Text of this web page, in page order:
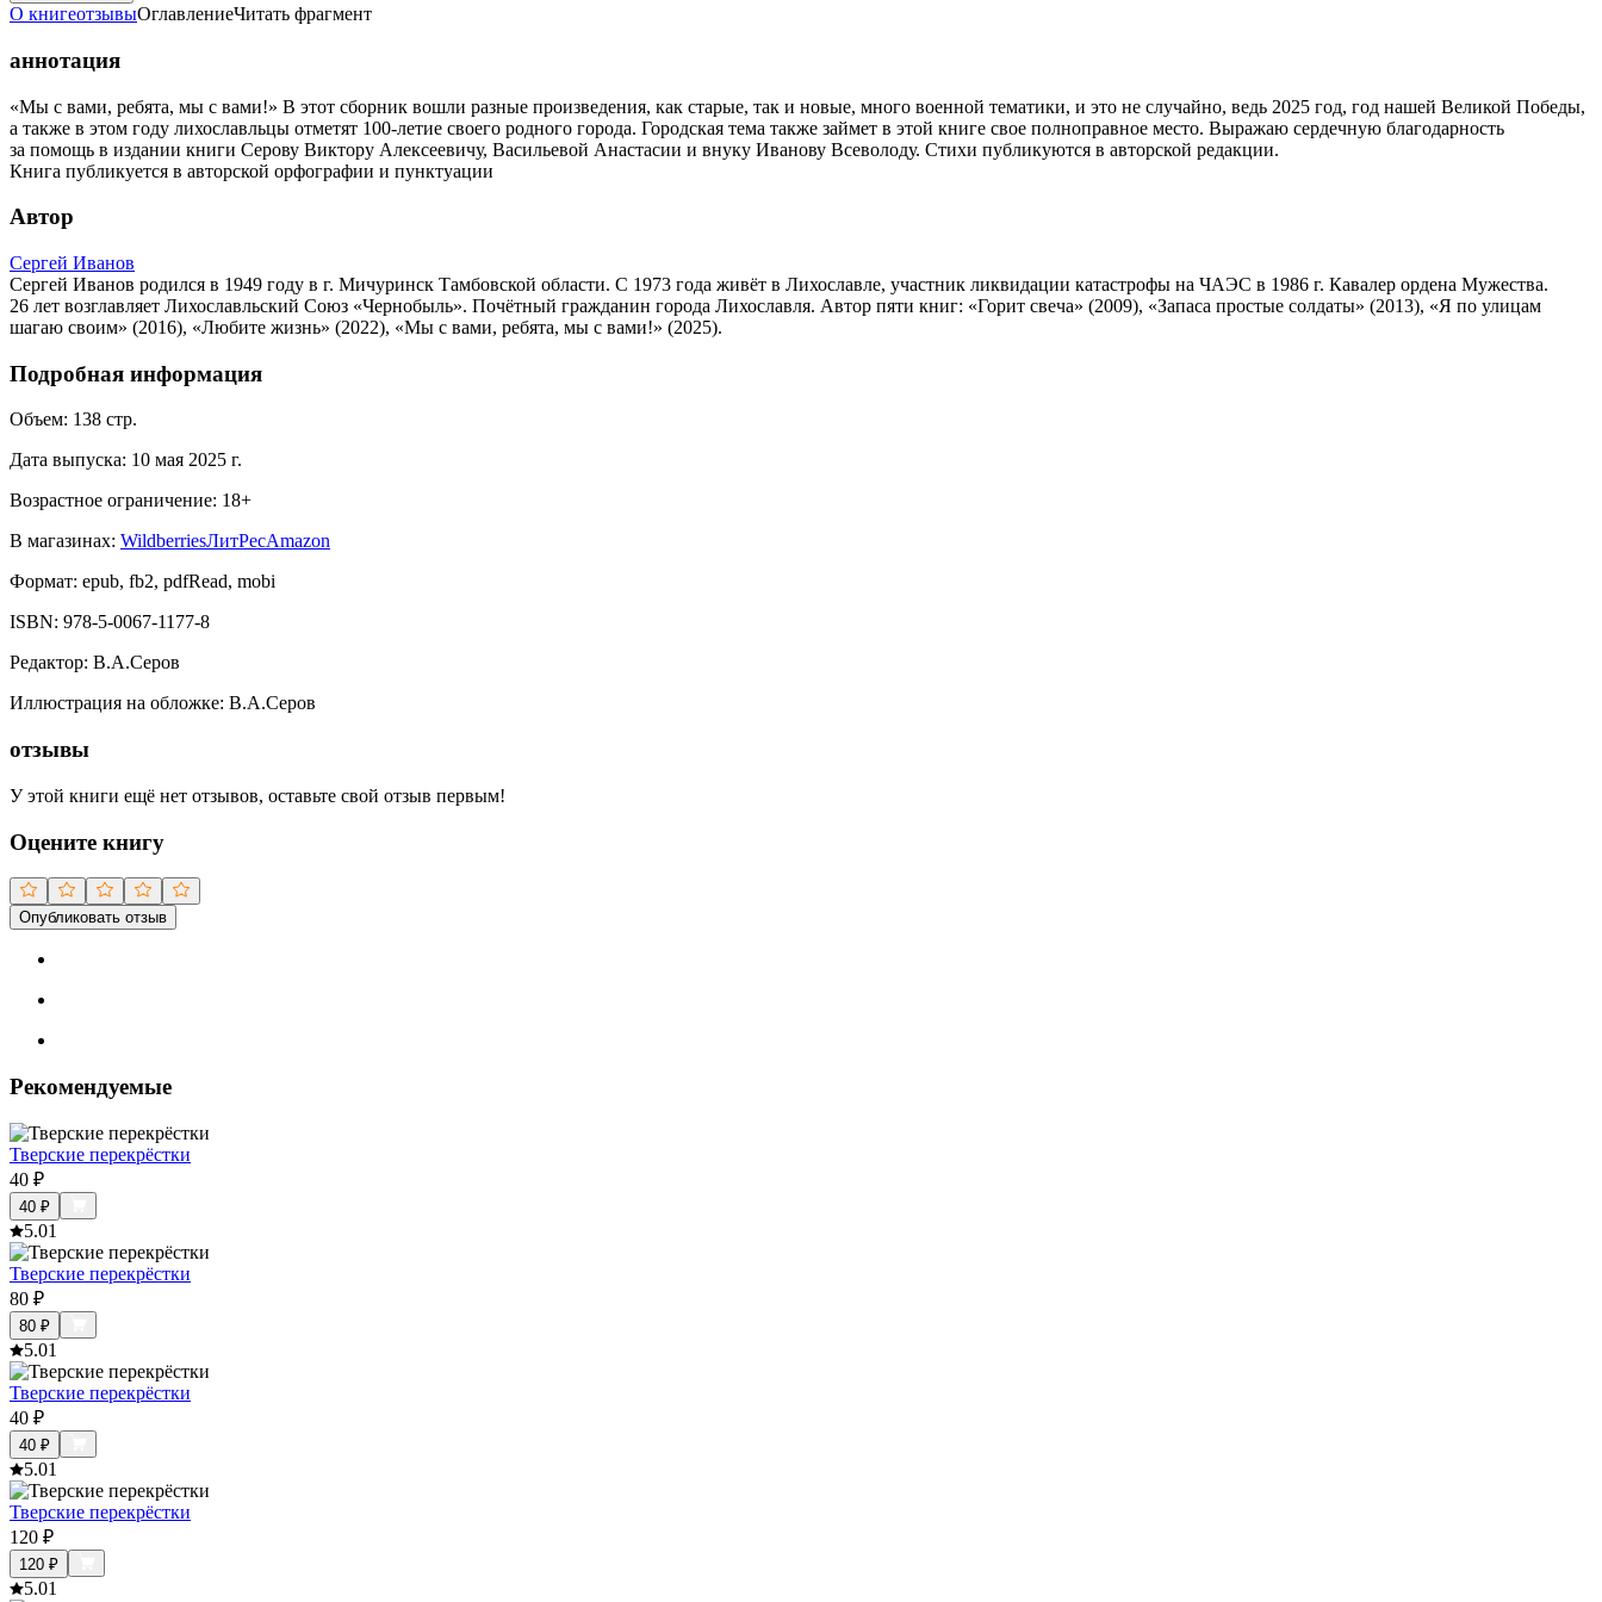
О книгеотзывыОглавлениеЧитать фрагмент
аннотация
«Мы с вами, ребята, мы с вами!» В этот сборник вошли разные произведения, как старые, так и новые, много военной тематики, и это не случайно, ведь 2025 год, год нашей Великой Победы,
а также в этом году лихославльцы отметят 100-летие своего родного города. Городская тема также займет в этой книге свое полноправное место. Выражаю сердечную благодарность
за помощь в издании книги Серову Виктору Алексеевичу, Васильевой Анастасии и внуку Иванову Всеволоду. Стихи публикуются в авторской редакции.
Книга публикуется в авторской орфографии и пунктуации
Автор
Сергей Иванов
Сергей Иванов родился в 1949 году в г. Мичуринск Тамбовской области. С 1973 года живёт в Лихославле, участник ликвидации катастрофы на ЧАЭС в 1986 г. Кавалер ордена Мужества.
26 лет возглавляет Лихославльский Союз «Чернобыль». Почётный гражданин города Лихославля. Автор пяти книг: «Горит свеча» (2009), «Запаса простые солдаты» (2013), «Я по улицам
шагаю своим» (2016), «Любите жизнь» (2022), «Мы с вами, ребята, мы с вами!» (2025).
Подробная информация
Объем: 138 стр.
Дата выпуска: 10 мая 2025 г.
Возрастное ограничение: 18+
В магазинах: WildberriesЛитРесAmazon
Формат: epub, fb2, pdfRead, mobi
ISBN: 978-5-0067-1177-8
Редактор: В.А.Серов
Иллюстрация на обложке: В.А.Серов
отзывы
У этой книги ещё нет отзывов, оставьте свой отзыв первым!
Оцените книгу
Опубликовать отзыв
Рекомендуемые
Тверские перекрёстки
40 ₽
40 ₽
5.01
Тверские перекрёстки
80 ₽
80 ₽
5.01
Тверские перекрёстки
40 ₽
40 ₽
5.01
Тверские перекрёстки
120 ₽
120 ₽
5.01